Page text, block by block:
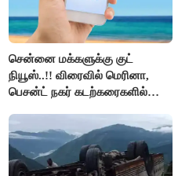
சென்னை மக்களுக்கு குட்
நியூஸ்..!! விரைவில் மெரினா,
பெசன்ட் நகர் கடற்கரைகளில்